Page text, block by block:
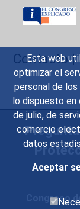
Esta web
optimizar el
personal de
lo dispuesto en
de julio, de
comercio
datos
Aceptar
Contacto|
Congreso